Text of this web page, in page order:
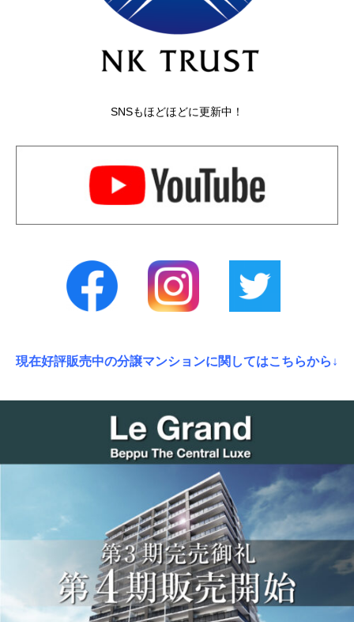
SNSもほどほどに更新中！
現在好評販売中の分譲マンションに関してはこちらから↓